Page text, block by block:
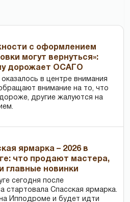
с оформлением
могут вернуться»:
дорожает ОСАГО
в центре внимания
внимание на то, что
другие жалуются на
ярмарка – 2026 в
что продают мастера,
главные новинки
сегодня после
стартовала Спасская ярмарка.
Ипподроме и будет идти